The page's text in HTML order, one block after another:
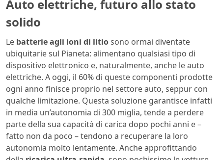
Auto elettriche, futuro allo stato
solido
Le batterie agli ioni di litiosono ormai diventate
ubiquitarie sul Pianeta: alimentano qualsiasi tipo di
dispositivo elettronico e, naturalmente, anche le auto
elettriche. A oggi, il 60% di queste componenti prodotte
ogni anno finisce proprio nel settore auto, seppur con
qualche limitazione. Questa soluzione garantisce infatti
in media un’autonomia di 300 miglia, tende a perdere
parte della sua capacità di carica dopo pochi anni e –
fatto non da poco – tendono a recuperare la loro
autonomia molto lentamente. Anche approfittando